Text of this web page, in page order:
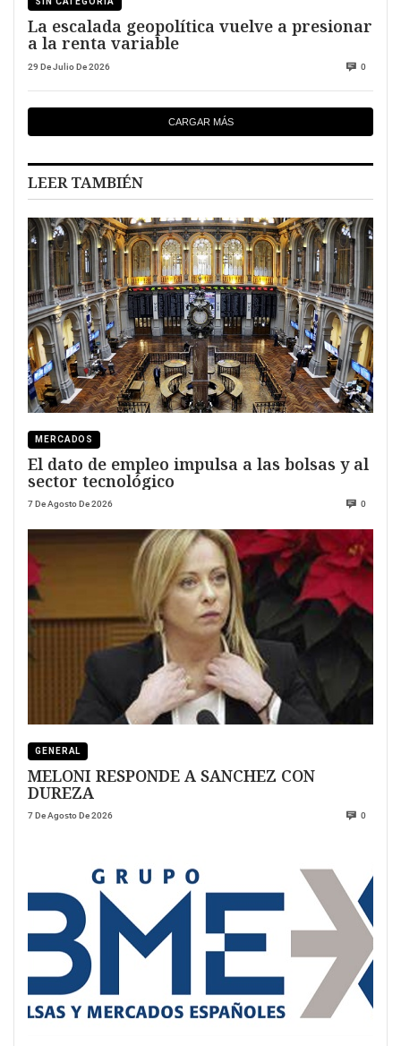
La escalada geopolítica vuelve a presionar
a la renta variable
29 De Julio De 2026 0
CARGAR MÁS
LEER TAMBIÉN
MERCADOS
El dato de empleo impulsa a las bolsas y al
sector tecnológico
7 De Agosto De 2026 0
GENERAL
MELONI RESPONDE A SANCHEZ CON
DUREZA
7 De Agosto De 2026 0